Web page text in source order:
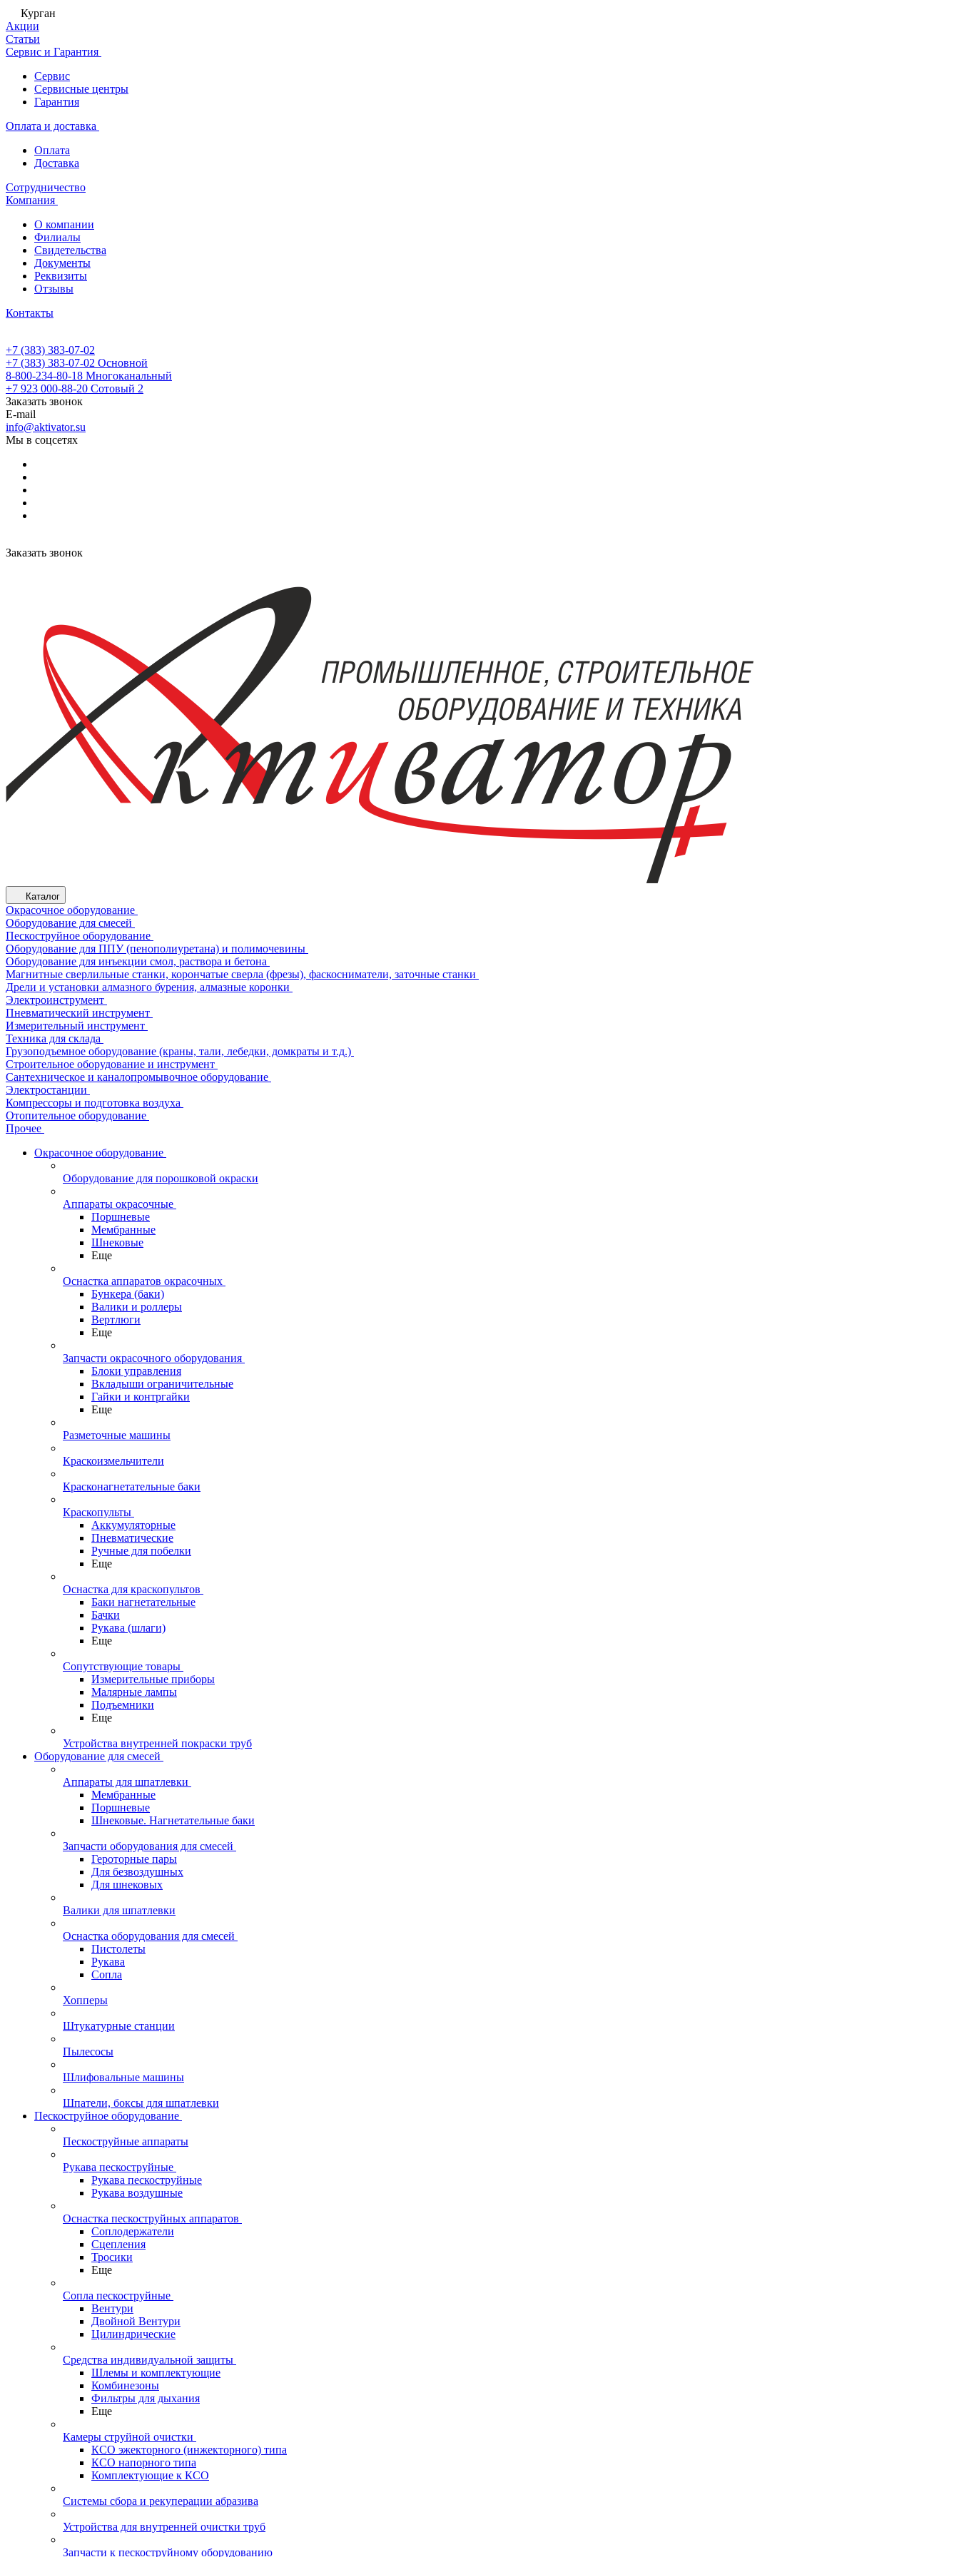
Курган
Акции
Статьи
Сервис и Гарантия
Сервис
Сервисные центры
Гарантия
Оплата и доставка
Оплата
Доставка
Сотрудничество
Компания
О компании
Филиалы
Свидетельства
Документы
Реквизиты
Отзывы
Контакты
+7 (383) 383-07-02
+7 (383) 383-07-02 Основной
8-800-234-80-18 Многоканальный
+7 923 000-88-20 Сотовый 2
Заказать звонок
E-mail
info@aktivator.su
Мы в соцсетях
Заказать звонок
Каталог
Окрасочное оборудование
Оборудование для смесей
Пескоструйное оборудование
Оборудование для ППУ (пенополиуретана) и полимочевины
Оборудование для инъекции смол, раствора и бетона
Магнитные сверлильные станки, корончатые сверла (фрезы), фаскосниматели, заточные станки
Дрели и установки алмазного бурения, алмазные коронки
Электроинструмент
Пневматический инструмент
Измерительный инструмент
Техника для склада
Грузоподъемное оборудование (краны, тали, лебедки, домкраты и т.д.)
Строительное оборудование и инструмент
Сантехническое и каналопромывочное оборудование
Электростанции
Компрессоры и подготовка воздуха
Отопительное оборудование
Прочее
Окрасочное оборудование
Оборудование для порошковой окраски
Аппараты окрасочные
Поршневые
Мембранные
Шнековые
Еще
Оснастка аппаратов окрасочных
Бункера (баки)
Валики и роллеры
Вертлюги
Еще
Запчасти окрасочного оборудования
Блоки управления
Вкладыши ограничительные
Гайки и контргайки
Еще
Разметочные машины
Краскоизмельчители
Красконагнетательные баки
Краскопульты
Аккумуляторные
Пневматические
Ручные для побелки
Еще
Оснастка для краскопультов
Баки нагнетательные
Бачки
Рукава (шлаги)
Еще
Сопутствующие товары
Измерительные приборы
Малярные лампы
Подъемники
Еще
Устройства внутренней покраски труб
Оборудование для смесей
Аппараты для шпатлевки
Мембранные
Поршневые
Шнековые. Нагнетательные баки
Запчасти оборудования для смесей
Героторные пары
Для безвоздушных
Для шнековых
Валики для шпатлевки
Оснастка оборудования для смесей
Пистолеты
Рукава
Сопла
Хопперы
Штукатурные станции
Пылесосы
Шлифовальные машины
Шпатели, боксы для шпатлевки
Пескоструйное оборудование
Пескоструйные аппараты
Рукава пескоструйные
Рукава пескоструйные
Рукава воздушные
Оснастка пескоструйных аппаратов
Соплодержатели
Сцепления
Тросики
Еще
Сопла пескоструйные
Вентури
Двойной Вентури
Цилиндрические
Средства индивидуальной защиты
Шлемы и комплектующие
Комбинезоны
Фильтры для дыхания
Еще
Камеры струйной очистки
КСО эжекторного (инжекторного) типа
КСО напорного типа
Комплектующие к КСО
Системы сбора и рекуперации абразива
Устройства для внутренней очистки труб
Запчасти к пескоструйному оборудованию